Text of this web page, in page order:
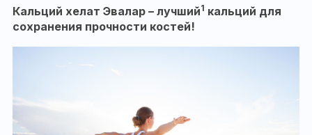
Кальций хелат Эвалар – лучший1 кальций для
сохранения прочности костей!